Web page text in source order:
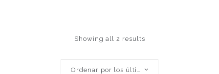
Showing all 2 results
Ordenar por los últimos